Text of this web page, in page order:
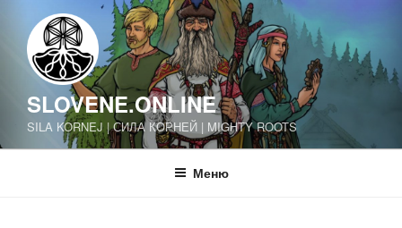
содержимому
SLOVENE.ONLINE
SILA KORNEJ | СИЛА КОРНЕЙ | MIGHTY ROOTS
Меню